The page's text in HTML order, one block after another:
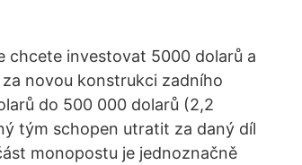
chcete investovat 5000 dolarů a
novou konstrukci zadního
do 500 000 dolarů (2,2
tým schopen utratit za daný díl
monopostu je jednoznačně